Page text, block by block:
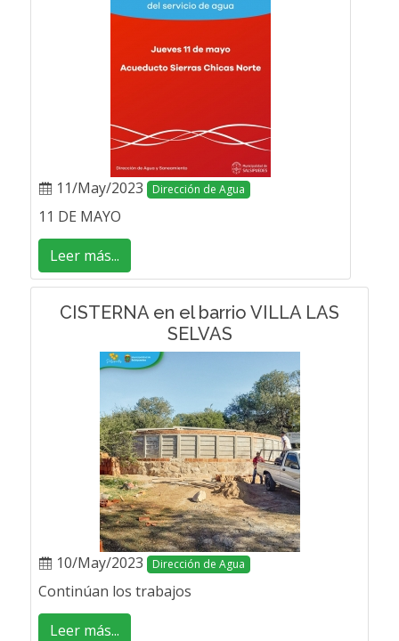
11/May/2023 Dirección de Agua
11 DE MAYO
Leer más...
CISTERNA en el barrio VILLA LAS
SELVAS
10/May/2023 Dirección de Agua
Continúan los trabajos
Leer más...